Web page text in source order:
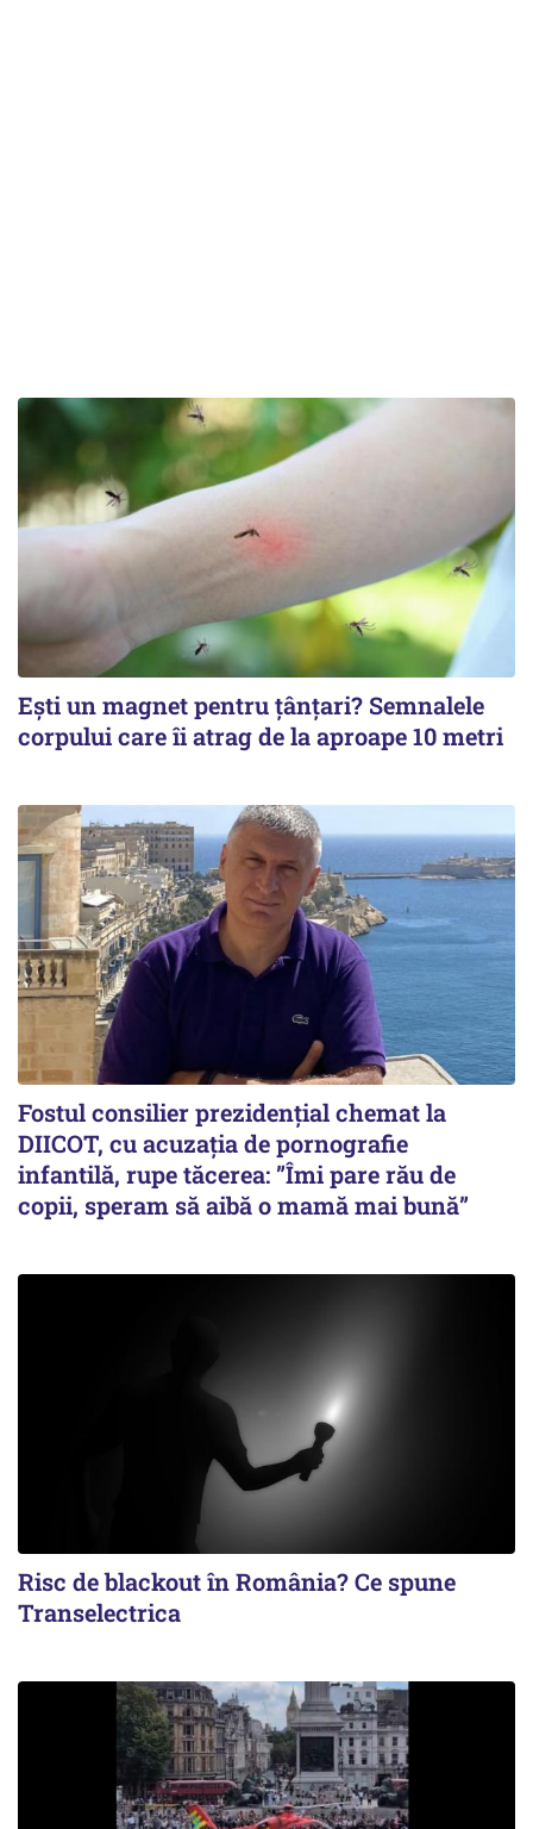
Ești un magnet pentru țânțari? Semnalele
corpului care îi atrag de la aproape 10 metri
Fostul consilier prezidențial chemat la
DIICOT, cu acuzația de pornografie
infantilă, rupe tăcerea: ”Îmi pare rău de
copii, speram să aibă o mamă mai bună”
Risc de blackout în România? Ce spune
Transelectrica